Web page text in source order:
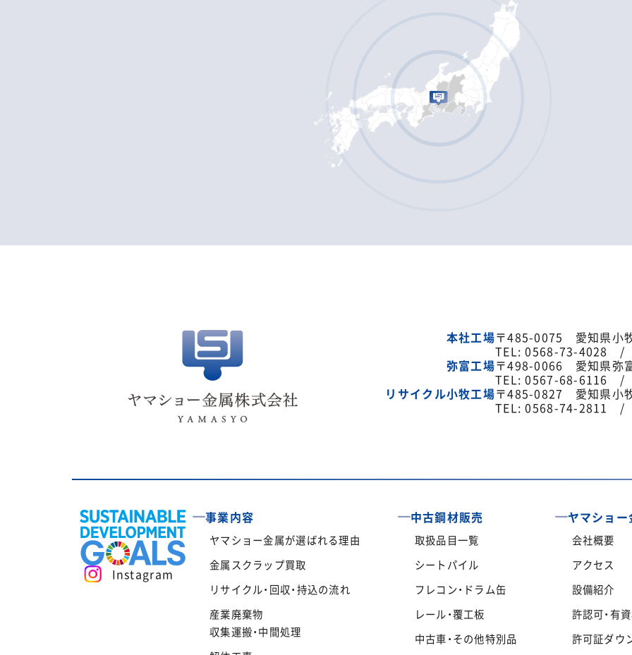
本社工場〒485-0075 愛知県小
TEL: 0568-73-4028 /
弥富工場〒498-0066 愛知県弥
TEL: 0567-68-6116 /
リサイクル小牧工場〒485-0827 愛知県小
TEL: 0568-74-2811 /
Instagram
事業内容
ヤマショー金属が選ばれる理由
金属スクラップ買取
リサイクル・回収・持込の流れ
産業廃棄物
収集運搬・中間処理
中古鋼材販売
取扱品目一覧
シートパイル
フレコン・ドラム缶
レール・覆工板
中古車・その他特別品
ヤマショー
会社概要
アクセス
設備紹介
許認可・有
許可証ダウ